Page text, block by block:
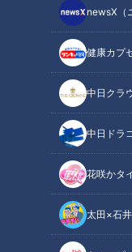
newsX（
健康カプ
中日クラ
中日ドラ
花咲かタ
太田×石
子」第77話